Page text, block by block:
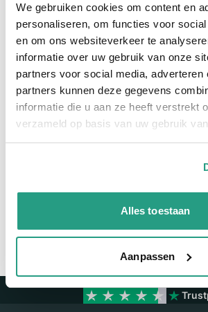
We gebruiken cookies om content en
personaliseren, om functies voor
en om ons websiteverkeer te
informatie over uw gebruik van onze
partners voor social media, adverteren
partners kunnen deze gegevens
informatie die u aan ze heeft verstrekt
verzameld op basis van uw gebruik
Alles toestaan
Aanpassen
Meer informatie
Meer informatie
Maatvoering koppeling
Materiaal
Neem contact met ons op